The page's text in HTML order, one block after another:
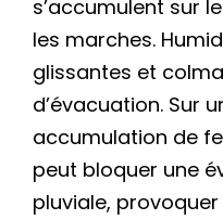
s’accumulent sur
les marches.
glissantes et
d’évacuation. Sur
accumulation de
peut bloquer une
pluviale,